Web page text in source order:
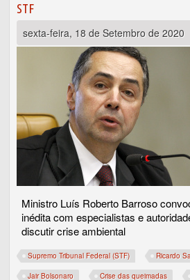
STF
sexta-feira, 18 de Setembro de 2020
Ministro Luís Roberto Barroso
inédita com especialistas e
discutir crise ambiental
Supremo Tribunal Federal (STF) Ricardo
Jair Bolsonaro Crise das queimadas